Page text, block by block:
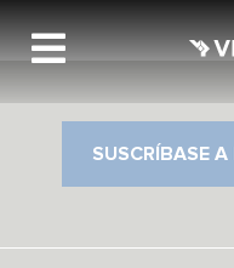
SUSCRÍBASE